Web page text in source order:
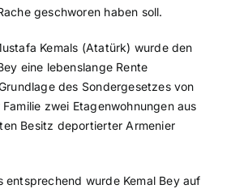
geschworen haben soll.
Kemals (Atatürk) wurde den
eine lebenslange Rente
des Sondergesetzes von
zwei Etagenwohnungen aus
Besitz deportierter Armenier
entsprechend wurde Kemal Bey auf